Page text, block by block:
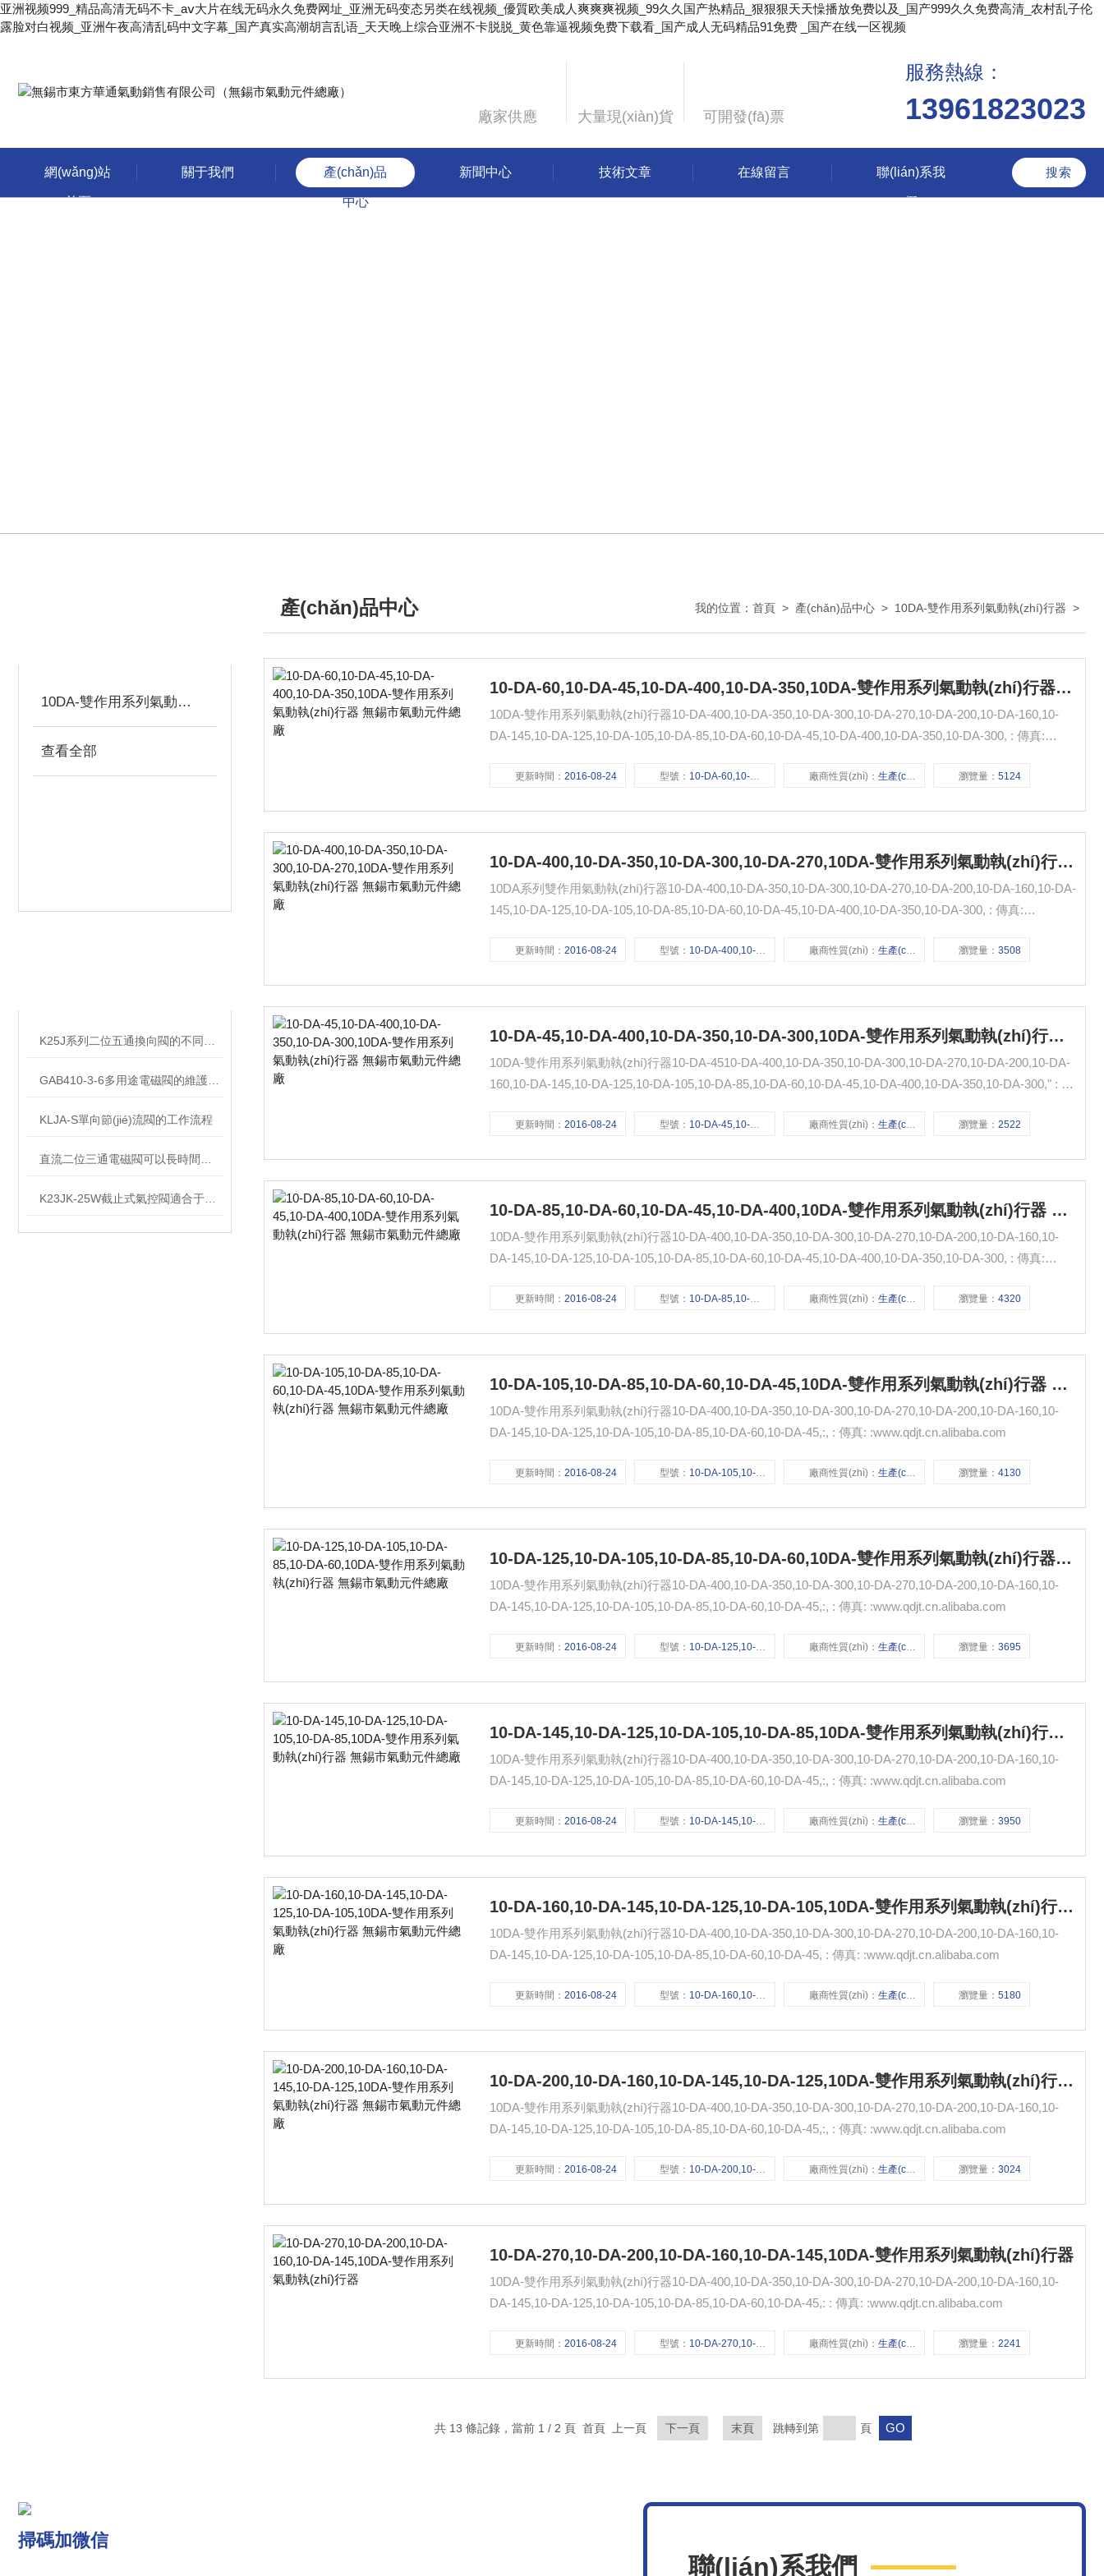
亚洲视频999_精品高清无码不卡_aⅴ大片在线无码永久免费网址_亚洲无码变态另类在线视频_優質欧美成人爽爽爽视频_99久久国产热精品_狠狠狠天天懆播放免费以及_国产999久久免费高清_农村乱子伦
露脸对白视频_亚洲午夜高清乱码中文字幕_国产真实高潮胡言乱语_天天晚上综合亚洲不卡脱脱_黄色靠逼视频免费下载看_国产成人无码精品91免费 _国产在线一区视频
廠家供應 大量現(xiàn)貨 可開發(fā)票
服務熱線：
13961823023
網(wǎng)站
首頁
關于我們 產(chǎn)品
中心
新聞中心 技術文章 在線留言 聯(lián)系我
們
10DA-雙作用系列氣動執(zhí)行器
查看全部
KLJA-S單向節(jié)流閥的工作流程
產(chǎn)品中心
/ PRODUCTS
我的位置： 首頁 > 產(chǎn)品中心 > 10DA-雙作用系列氣動執(zhí)行器 >
10-DA-60,10-DA-45,10-DA-400,10-DA-350,10DA-雙作用系列氣動執(zhí)行器 無錫市氣動元件總廠
10DA-雙作用系列氣動執(zhí)行器10-DA-400,10-DA-350,10-DA-300,10-DA-270,10-DA-200,10-DA-160,10-
DA-145,10-DA-125,10-DA-105,10-DA-85,10-DA-60,10-DA-45,10-DA-400,10-DA-350,10-DA-300, : 傳真:
更新時間：2016-08-24 型號： 10-DA-60,10-DA-45,10-DA-400,10-DA-350, 廠商性質(zhì)：生產(chǎn)廠家 瀏覽量：5124
10-DA-400,10-DA-350,10-DA-300,10-DA-270,10DA-雙作用系列氣動執(zhí)行器 無錫市氣動元件總廠
10DA系列雙作用氣動執(zhí)行器10-DA-400,10-DA-350,10-DA-300,10-DA-270,10-DA-200,10-DA-160,10-DA-
145,10-DA-125,10-DA-105,10-DA-85,10-DA-60,10-DA-45,10-DA-400,10-DA-350,10-DA-300, : 傳真:
更新時間：2016-08-24 型號： 10-DA-400,10-DA-350,10-DA-300,10-DA-270, 廠商性質(zhì)：生產(chǎn)廠家 瀏覽量：3508
10-DA-45,10-DA-400,10-DA-350,10-DA-300,10DA-雙作用系列氣動執(zhí)行器 無錫市氣動元件總廠
10DA-雙作用系列氣動執(zhí)行器10-DA-4510-DA-400,10-DA-350,10-DA-300,10-DA-270,10-DA-200,10-DA-
160,10-DA-145,10-DA-125,10-DA-105,10-DA-85,10-DA-60,10-DA-45,10-DA-400,10-DA-350,10-DA-300," : 傳
更新時間：2016-08-24 型號： 10-DA-45,10-DA-400,10-DA-350,10-DA-300, 廠商性質(zhì)：生產(chǎn)廠家 瀏覽量：2522
10-DA-85,10-DA-60,10-DA-45,10-DA-400,10DA-雙作用系列氣動執(zhí)行器 無錫市氣動元件總廠
10DA-雙作用系列氣動執(zhí)行器10-DA-400,10-DA-350,10-DA-300,10-DA-270,10-DA-200,10-DA-160,10-
DA-145,10-DA-125,10-DA-105,10-DA-85,10-DA-60,10-DA-45,10-DA-400,10-DA-350,10-DA-300, : 傳真:
更新時間：2016-08-24 型號： 10-DA-85,10-DA-60,10-DA-45,10-DA-400, 廠商性質(zhì)：生產(chǎn)廠家 瀏覽量：4320
10-DA-105,10-DA-85,10-DA-60,10-DA-45,10DA-雙作用系列氣動執(zhí)行器 無錫市氣動元件總廠
10DA-雙作用系列氣動執(zhí)行器10-DA-400,10-DA-350,10-DA-300,10-DA-270,10-DA-200,10-DA-160,10-
DA-145,10-DA-125,10-DA-105,10-DA-85,10-DA-60,10-DA-45,:, : 傳真: :www.qdjt.cn.alibaba.com
更新時間：2016-08-24 型號： 10-DA-105,10-DA-85,10-DA-60,10-DA-45, 廠商性質(zhì)：生產(chǎn)廠家 瀏覽量：4130
10-DA-125,10-DA-105,10-DA-85,10-DA-60,10DA-雙作用系列氣動執(zhí)行器 無錫市氣動元件總廠
10DA-雙作用系列氣動執(zhí)行器10-DA-400,10-DA-350,10-DA-300,10-DA-270,10-DA-200,10-DA-160,10-
DA-145,10-DA-125,10-DA-105,10-DA-85,10-DA-60,10-DA-45,:, : 傳真: :www.qdjt.cn.alibaba.com
更新時間：2016-08-24 型號： 10-DA-125,10-DA-105,10-DA-85,10-DA-60, 廠商性質(zhì)：生產(chǎn)廠家 瀏覽量：3695
10-DA-145,10-DA-125,10-DA-105,10-DA-85,10DA-雙作用系列氣動執(zhí)行器 無錫市氣動元件總廠
10DA-雙作用系列氣動執(zhí)行器10-DA-400,10-DA-350,10-DA-300,10-DA-270,10-DA-200,10-DA-160,10-
DA-145,10-DA-125,10-DA-105,10-DA-85,10-DA-60,10-DA-45,:, : 傳真: :www.qdjt.cn.alibaba.com
更新時間：2016-08-24 型號： 10-DA-145,10-DA-125,10-DA-105,10-DA-85, 廠商性質(zhì)：生產(chǎn)廠家 瀏覽量：3950
10-DA-160,10-DA-145,10-DA-125,10-DA-105,10DA-雙作用系列氣動執(zhí)行器 無錫市氣動元件總廠
10DA-雙作用系列氣動執(zhí)行器10-DA-400,10-DA-350,10-DA-300,10-DA-270,10-DA-200,10-DA-160,10-
DA-145,10-DA-125,10-DA-105,10-DA-85,10-DA-60,10-DA-45, : 傳真: :www.qdjt.cn.alibaba.com
更新時間：2016-08-24 型號： 10-DA-160,10-DA-145,10-DA-125,10-DA-105, 廠商性質(zhì)：生產(chǎn)廠家 瀏覽量：5180
10-DA-200,10-DA-160,10-DA-145,10-DA-125,10DA-雙作用系列氣動執(zhí)行器 無錫市氣動元件總廠
10DA-雙作用系列氣動執(zhí)行器10-DA-400,10-DA-350,10-DA-300,10-DA-270,10-DA-200,10-DA-160,10-
DA-145,10-DA-125,10-DA-105,10-DA-85,10-DA-60,10-DA-45,:, : 傳真: :www.qdjt.cn.alibaba.com
更新時間：2016-08-24 型號： 10-DA-200,10-DA-160,10-DA-145,10-DA-125, 廠商性質(zhì)：生產(chǎn)廠家 瀏覽量：3024
10-DA-270,10-DA-200,10-DA-160,10-DA-145,10DA-雙作用系列氣動執(zhí)行器
10DA-雙作用系列氣動執(zhí)行器10-DA-400,10-DA-350,10-DA-300,10-DA-270,10-DA-200,10-DA-160,10-
DA-145,10-DA-125,10-DA-105,10-DA-85,10-DA-60,10-DA-45,: : 傳真: :www.qdjt.cn.alibaba.com
更新時間：2016-08-24 型號： 10-DA-270,10-DA-200,10-DA-160,10-DA-145, 廠商性質(zhì)：生產(chǎn)廠家 瀏覽量：2241
共 13 條記錄，當前 1 / 2 頁 首頁 上一頁 下一頁 末頁 跳轉到第 頁
掃碼加微信
聯(lián)系我們